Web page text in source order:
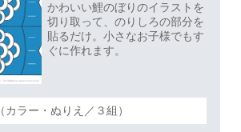
かわいい鯉のぼりのイラストを
切り取って、のりしろの部分を
貼るだけ。小さなお子様でもす
ぐに作れます。
（カラー・ぬりえ／３組）